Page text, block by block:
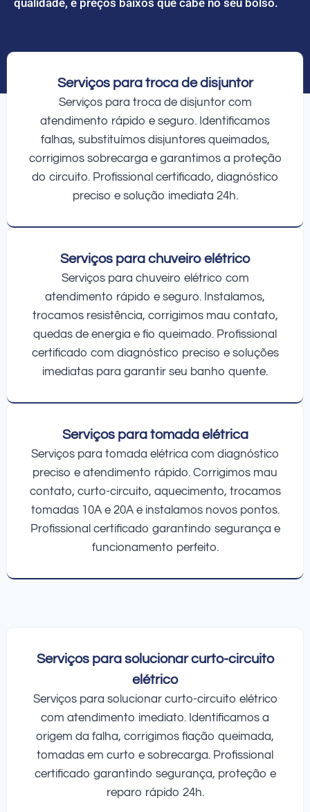
Serviços para troca de disjuntor
Serviços para troca de disjuntor com
atendimento rápido e seguro. Identificamos
falhas, substituímos disjuntores queimados,
corrigimos sobrecarga e garantimos a proteção
do circuito. Profissional certificado, diagnóstico
preciso e solução imediata 24h.
Serviços para chuveiro elétrico
Serviços para chuveiro elétrico com
atendimento rápido e seguro. Instalamos,
trocamos resistência, corrigimos mau contato,
quedas de energia e fio queimado. Profissional
certificado com diagnóstico preciso e soluções
imediatas para garantir seu banho quente.
Serviços para tomada elétrica
Serviços para tomada elétrica com diagnóstico
preciso e atendimento rápido. Corrigimos mau
contato, curto-circuito, aquecimento, trocamos
tomadas 10A e 20A e instalamos novos pontos.
Profissional certificado garantindo segurança e
funcionamento perfeito.
Serviços para solucionar curto-circuito
elétrico
Serviços para solucionar curto-circuito elétrico
com atendimento imediato. Identificamos a
origem da falha, corrigimos fiação queimada,
tomadas em curto e sobrecarga. Profissional
certificado garantindo segurança, proteção e
reparo rápido 24h.